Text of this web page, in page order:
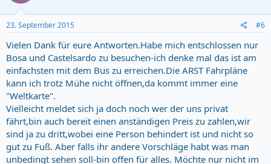
23. September 2015 #6
Vielen Dank für eure Antworten.Habe mich entschlossen nur
Bosa und Castelsardo zu besuchen-ich denke mal das ist am
einfachsten mit dem Bus zu erreichen.Die ARST Fahrpläne
kann ich trotz Mühe nicht öffnen,da kommt immer eine
"Weltkarte".
Vielleicht meldet sich ja doch noch wer der uns privat
fährt,bin auch bereit einen anständigen Preis zu zahlen,wir
sind ja zu dritt,wobei eine Person behindert ist und nicht so
gut zu Fuß. Aber falls ihr andere Vorschläge habt was man
unbedingt sehen soll-bin offen für alles. Möchte nur nicht im